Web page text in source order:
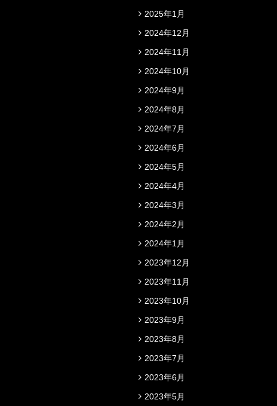
2025年1月
2024年12月
2024年11月
2024年10月
2024年9月
2024年8月
2024年7月
2024年6月
2024年5月
2024年4月
2024年3月
2024年2月
2024年1月
2023年12月
2023年11月
2023年10月
2023年9月
2023年8月
2023年7月
2023年6月
2023年5月